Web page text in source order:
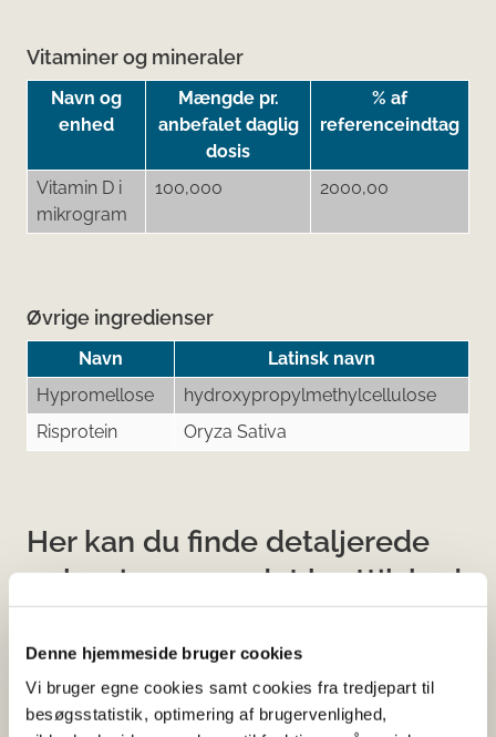
Denne hjemmeside bruger cookies
Vi bruger egne cookies samt cookies fra tredjepart til
besøgsstatistik, optimering af brugervenlighed,
Vitaminer og mineraler
Navn og
enhed
Mængde pr.
anbefalet daglig
dosis
% af
referenceindtag
Vitamin D i
mikrogram
100,000 2000,00
Øvrige ingredienser
Navn
Latinsk navn
Hypromellose
hydroxypropylmethylcellulose
Risprotein
Oryza Sativa
Her kan du finde detaljerede
oplysninger om det kosttilskud,
du har søgt på
anmeldt produktet.